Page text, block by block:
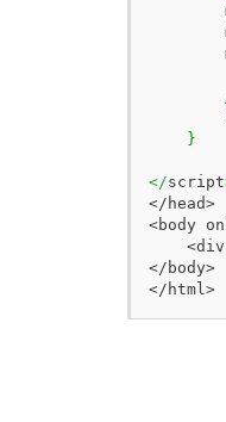
}
</script
</head>
<body
</body>
</html>